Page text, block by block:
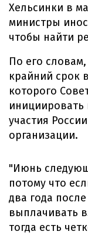
Хельсинки в
министры
чтобы найти
По его
крайний срок
которого
инициировать
участия
организации.
"Июнь
потому что
два года
выплачивать
тогда есть